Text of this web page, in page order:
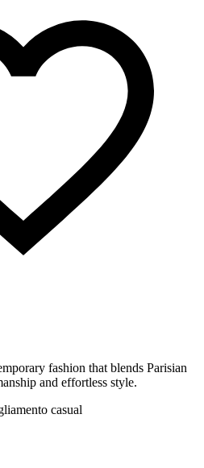
fashion that blends Parisian
and effortless style.
casual